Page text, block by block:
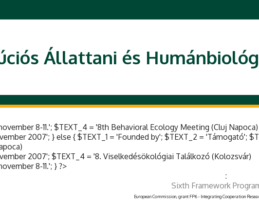
Állattani és
8-11.'; $TEXT_4 = '8th Behavioral Ecology Meeting (Cluj Napoca)
2007'; } else { $TEXT_1 = 'Founded by'; $TEXT_2 = 'Támogató';
2007'; $TEXT_4 = '8. Viselkedésökológiai Találkozó (Kolozsvár)
8-11.'; } ?>
:
Sixth Framework
European Commission, grant FP6 - Integrating Cooperation